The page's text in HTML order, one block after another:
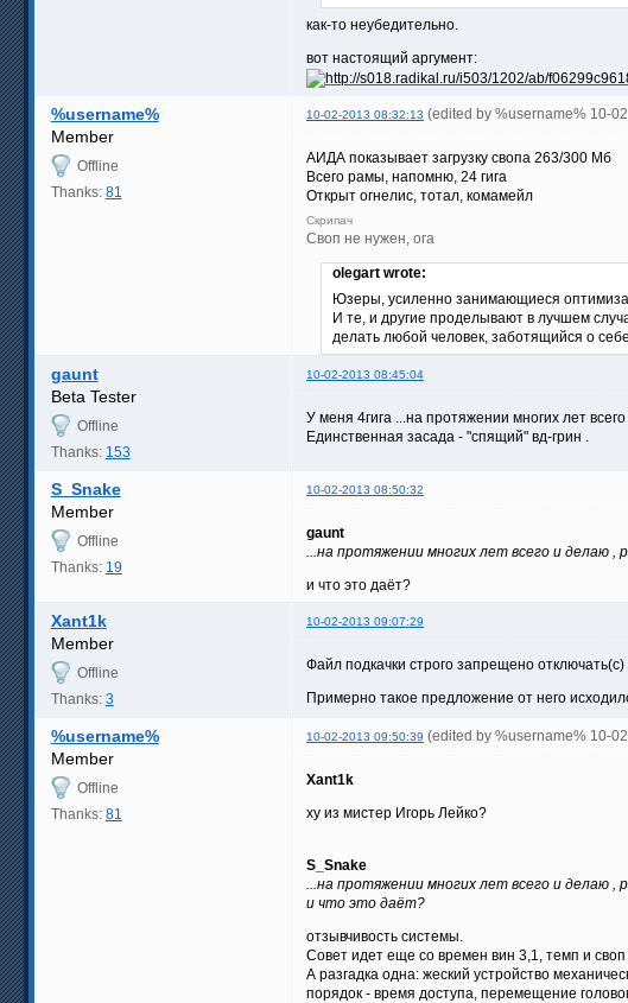
как-то неубедительно.
вот настоящий аргумент:
%username% 10-02-2013 08:32:13 (edited by %username% 10-
Member
Offline
Thanks: 81
АИДА показывает загрузку свопа 263/300 Мб
Всего рамы, напомню, 24 гига
Открыт огнелис, тотал, комамейл
Скрипач
Своп не нужен, ога
olegart wrote:
Юзеры, усиленно занимающиеся
И те, и другие проделывают в лучшем
делать любой человек, заботящийся о
gaunt 10-02-2013 08:45:04
Beta Tester
Offline
Thanks: 153
У меня 4гига ...на протяжении многих лет
Единственная засада - "спящий" вд-грин .
S_Snake 10-02-2013 08:50:32
Member
Offline
Thanks: 19
gaunt
...на протяжении многих лет всего и делаю
и что это даёт?
Xant1k 10-02-2013 09:07:29
Member
Offline
Thanks: 3
Файл подкачки строго запрещено
Примерно такое предложение от него
%username% 10-02-2013 09:50:39 (edited by %username% 10-
Member
Offline
Thanks: 81
Xant1k
ху из мистер Игорь Лейко?
S_Snake
...на протяжении многих лет всего и делаю
и что это даёт?
отзывчивость системы.
Совет идет еще со времен вин 3,1, темп и
А разгадка одна: жеский устройство
порядок - время доступа, перемещение